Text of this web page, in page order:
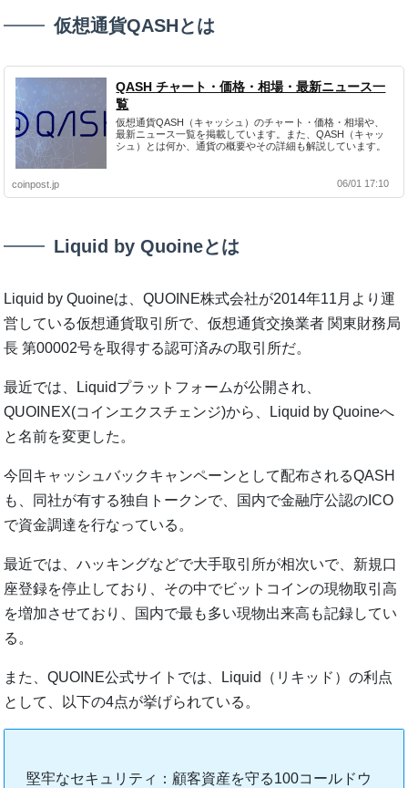
仮想通貨QASHとは
QASH チャート・価格・相場・最新ニュース一
覧
仮想通貨QASH（キャッシュ）のチャート・価格・相場や、
最新ニュース一覧を掲載しています。また、QASH（キャッ
シュ）とは何か、通貨の概要やその詳細も解説しています。
coinpost.jp 06/01 17:10
Liquid by Quoineとは
Liquid by Quoineは、QUOINE株式会社が2014年11月より運
営している仮想通貨取引所で、仮想通貨交換業者 関東財務局
長 第00002号を取得する認可済みの取引所だ。
最近では、Liquidプラットフォームが公開され、
QUOINEX(コインエクスチェンジ)から、Liquid by Quoineへ
と名前を変更した。
今回キャッシュバックキャンペーンとして配布されるQASH
も、同社が有する独自トークンで、国内で金融庁公認のICO
で資金調達を行なっている。
最近では、ハッキングなどで大手取引所が相次いで、新規口
座登録を停止しており、その中でビットコインの現物取引高
を増加させており、国内で最も多い現物出来高も記録してい
る。
また、QUOINE公式サイトでは、Liquid（リキッド）の利点
として、以下の4点が挙げられている。
堅牢なセキュリティ：顧客資産を守る100コールドウ